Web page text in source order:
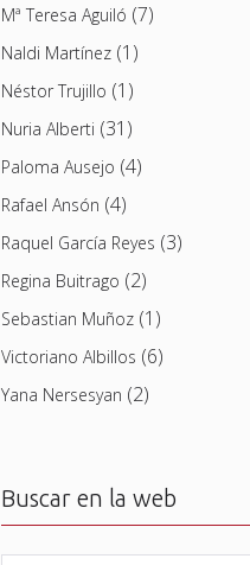
Mª Teresa Aguiló (7)
Naldi Martínez(1)
Néstor Trujillo (1)
Nuria Alberti (31)
Paloma Ausejo (4)
Rafael Ansón (4)
Raquel García Reyes (3)
Regina Buitrago (2)
Sebastian Muñoz(1)
Victoriano Albillos (6)
Yana Nersesyan (2)
Buscar en la web